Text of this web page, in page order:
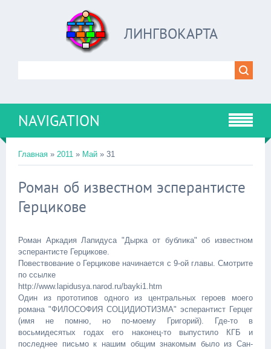
ЛИНГВОКАРТА
NAVIGATION
Главная » 2011 » Май » 31
Роман об известном эсперантисте
Герцикове
Роман Аркадия Лапидуса "Дырка от бублика" об известном
эсперантисте Герцикове.
Повествование о Герцикове начинается с 9-ой главы. Смотрите
по ссылке
http://www.lapidusya.narod.ru/bayki1.htm
Один из прототипов одного из центральных героев моего
романа "ФИЛОСОФИЯ СОЦИДИОТИЗМА" эсперантист Герцег
(имя не помню, но по-моему Григорий). Где-то в
восьмидесятых годах его наконец-то выпустило КГБ и
последнее письмо к нашим общим знакомым было из Сан-